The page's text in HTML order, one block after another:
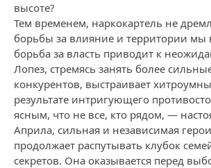
высоте?
Тем временем, наркокартель не
борьбы за влияние и территории мы
борьба за власть приводит к
Лопез, стремясь занять более
конкурентов, выстраивает
результате интригующего
ясным, что не все, кто рядом, —
Априла, сильная и независимая
продолжает распутывать клубок
секретов. Она оказывается перед